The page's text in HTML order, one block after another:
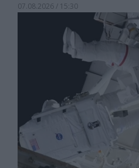
07.08.2026 / 15:30